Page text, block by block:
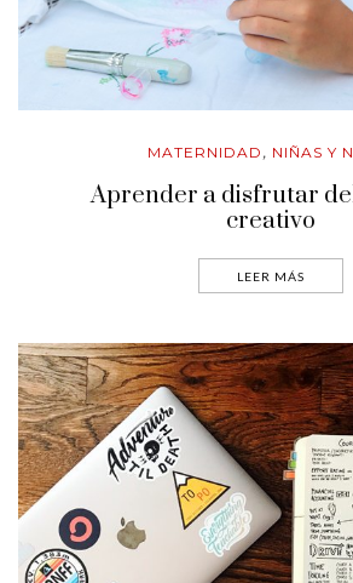
MATERNIDAD , NIÑAS Y
Aprender a disfrutar
creativo
LEER MÁS